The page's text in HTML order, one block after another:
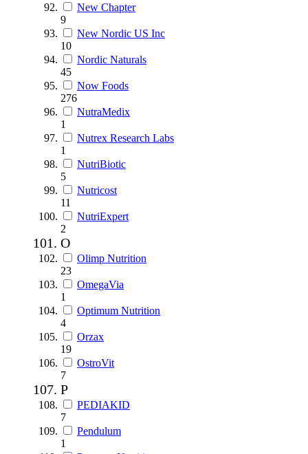
New Chapter
9
New Nordic US Inc
10
Nordic Naturals
45
Now Foods
276
NutraMedix
1
Nutrex Research Labs
1
NutriBiotic
5
Nutricost
11
NutriExpert
2
O
Olimp Nutrition
23
OmegaVia
1
Optimum Nutrition
4
Orzax
19
OstroVit
7
P
PEDIAKID
7
Pendulum
1